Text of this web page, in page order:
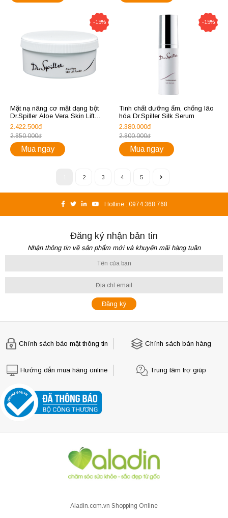
-15%
Mặt nạ nâng cơ mặt dạng bột
Dr.Spiller Aloe Vera Skin Lift
Powder
2.422.500đ
2.850.000đ
Mua ngay
-15%
Tinh chất dưỡng ẩm, chống lão
hóa Dr.Spiller Silk Serum
2.380.000đ
2.800.000đ
Mua ngay
2 3 4 5
Hotline : 0974.368.768
Đăng ký nhận bản tin
Nhận thông tin về sản phẩm mới và khuyến mãi hàng tuần
Chính sách bảo mật thông tin Chính sách bán hàng
Hướng dẫn mua hàng online Trung tâm trợ giúp
Aladin.com.vn Shopping Online